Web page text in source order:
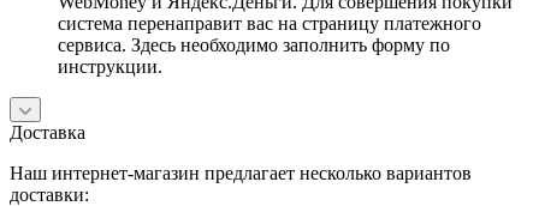
система перенаправит вас на страницу платежного
сервиса. Здесь необходимо заполнить форму по
инструкции.
Доставка
Наш интернет-магазин предлагает несколько вариантов
доставки: